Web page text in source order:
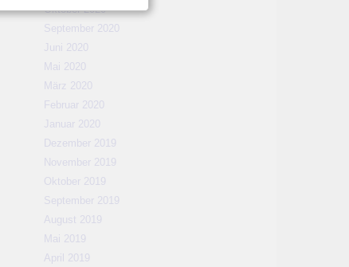
Oktober 2020
September 2020
Juni 2020
Mai 2020
März 2020
Februar 2020
Januar 2020
Dezember 2019
November 2019
Oktober 2019
September 2019
August 2019
Mai 2019
April 2019